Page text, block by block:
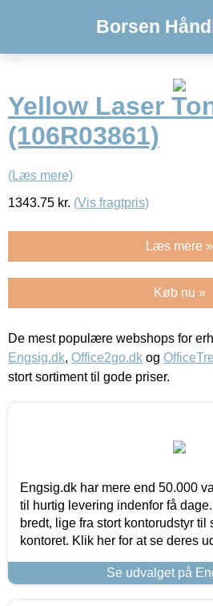
Borsen
Yellow Laser
(106R03861)
(Læs mere)
1343.75 kr. (Vis fragtpris)
Læs mere »
Køb nu »
De mest populære webshops for
Engsig.dk, Office2go.dk og
stort sortiment til gode priser.
Engsig.dk har mere end 50.000
til hurtig levering indenfor få
bredt, lige fra stort kontorudstyr til
kontoret. Klik her for at se deres
Se udvalget på